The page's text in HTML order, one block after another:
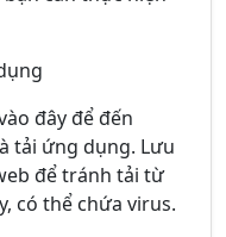
đây để đến
tải ứng dụng. Lưu
để tránh tải từ
có thể chứa virus.